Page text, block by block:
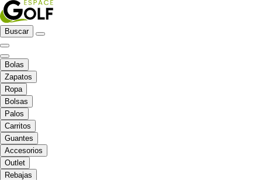
Buscar
Bolas
Zapatos
Ropa
Bolsas
Palos
Carritos
Guantes
Accesorios
Outlet
Rebajas